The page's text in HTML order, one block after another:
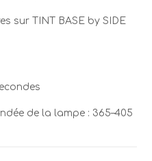
sur TINT BASE by SIDE
de la lampe : 365–405